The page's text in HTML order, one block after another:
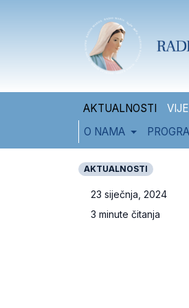
AKTUALNOSTI
O NAMA
AKTUALNOSTI
23 siječnja, 2024
3 minute čitanja